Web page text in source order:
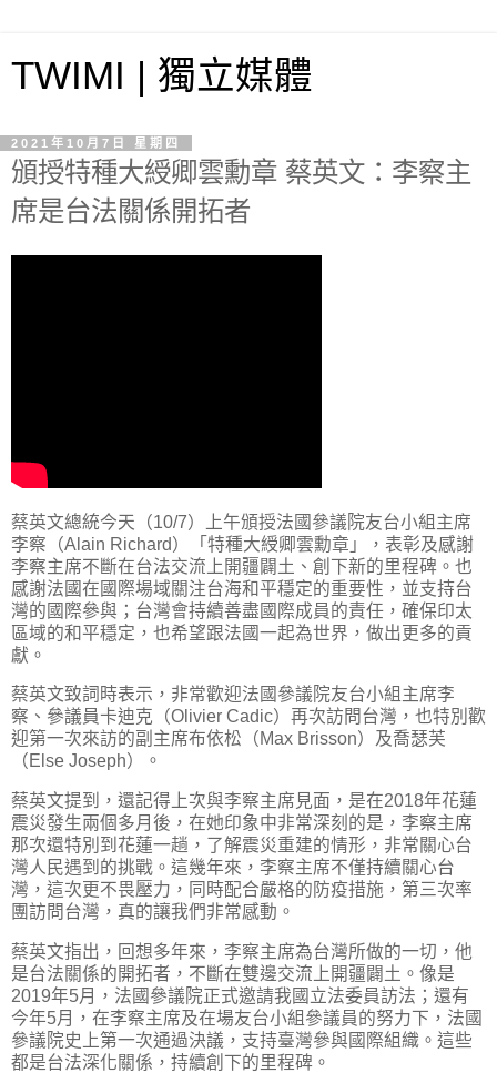
TWIMI | 獨立媒體
2021年10月7日 星期四
頒授特種大綬卿雲勳章 蔡英文：李察主
席是台法關係開拓者
蔡英文總統今天（10/7）上午頒授法國參議院友台小組主席
李察（Alain Richard）「特種大綬卿雲勳章」，表彰及感謝
李察主席不斷在台法交流上開疆闢土、創下新的里程碑。也
感謝法國在國際場域關注台海和平穩定的重要性，並支持台
灣的國際參與；台灣會持續善盡國際成員的責任，確保印太
區域的和平穩定，也希望跟法國一起為世界，做出更多的貢
獻。
蔡英文致詞時表示，非常歡迎法國參議院友台小組主席李
察、參議員卡迪克（Olivier Cadic）再次訪問台灣，也特別歡
迎第一次來訪的副主席布依松（Max Brisson）及喬瑟芙
（Else Joseph）。
蔡英文提到，還記得上次與李察主席見面，是在2018年花蓮
震災發生兩個多月後，在她印象中非常深刻的是，李察主席
那次還特別到花蓮一趟，了解震災重建的情形，非常關心台
灣人民遇到的挑戰。這幾年來，李察主席不僅持續關心台
灣，這次更不畏壓力，同時配合嚴格的防疫措施，第三次率
團訪問台灣，真的讓我們非常感動。
蔡英文指出，回想多年來，李察主席為台灣所做的一切，他
是台法關係的開拓者，不斷在雙邊交流上開疆闢土。像是
2019年5月，法國參議院正式邀請我國立法委員訪法；還有
今年5月，在李察主席及在場友台小組參議員的努力下，法國
參議院史上第一次通過決議，支持臺灣參與國際組織。這些
都是台法深化關係，持續創下的里程碑。